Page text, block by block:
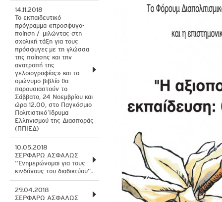
14.11.2018
Το εκπαιδευτικό
πρόγραμμα «προσφυγο-
ποίηση / μιλώντας στη
σχολική τάξη για τους
πρόσφυγες με τη γλώσσα
της ποίησης και την
ανατροπή της
γελοιογραφίας» και το
ομώνυμο βιβλίο θα
παρουσιαστούν το
Σάββατο, 24 Νοεμβρίου και
ώρα 12.00, στο Παγκόσμιο
Πολιτιστικό Ίδρυμα
Ελληνισμού της Διασποράς
(ΠΠΙΕΔ)
10.05.2018
ΣΕΡΦΑΡΩ ΑΣΦΑΛΩΣ
“Ενημερώνομαι για τους
κινδύνους του διαδικτύου”.
29.04.2018
ΣΕΡΦΑΡΩ ΑΣΦΑΛΩΣ